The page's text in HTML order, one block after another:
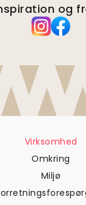
og
Virksomhed
Omkring
Miljø